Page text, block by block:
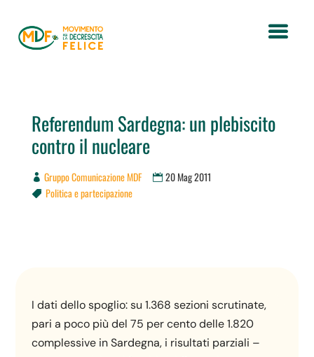
Referendum Sardegna: un plebiscito
contro il nucleare
Gruppo Comunicazione MDF 20 Mag 2011
 Politica e partecipazione
I dati dello spoglio: su 1.368 sezioni scrutinate,
pari a poco più del 75 per cento delle 1.820
complessive in Sardegna, i risultati parziali –